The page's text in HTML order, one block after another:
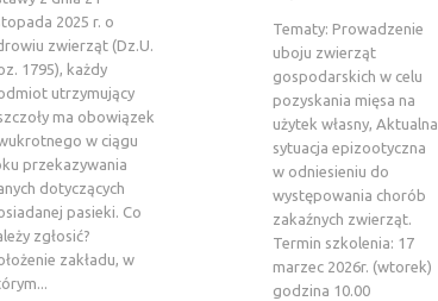
2025 r. o
zwierząt (Dz.U.
1795), każdy
utrzymujący
ma obowiązek
w ciągu
przekazywania
dotyczących
pasieki. Co
zgłosić?
zakładu, w
Tematy: Prowadzenie
uboju zwierząt
gospodarskich w celu
pozyskania mięsa na
użytek własny, Aktualna
sytuacja epizootyczna
w odniesieniu do
występowania chorób
zakaźnych zwierząt.
Termin szkolenia: 17
marzec 2026r. (wtorek)
godzina 10.00